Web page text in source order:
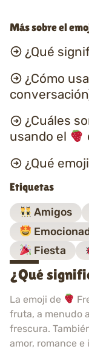
Más sobre el
¿Qué
¿Cómo
¿Cuáles
usando el
¿Qué
Etiquetas
Amigos
Fiesta
¿Qué
La emoji de
fruta, a menudo
frescura.
amor, romance